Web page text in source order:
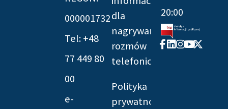
000001732
Tel: +48
77 449 80
00
e-
dla
nagrywania
rozmów
telefonicznych
Polityka
prywatności
20:00
Facebook-
f
Linkedin
Instagram
Youtube
X-
twitter